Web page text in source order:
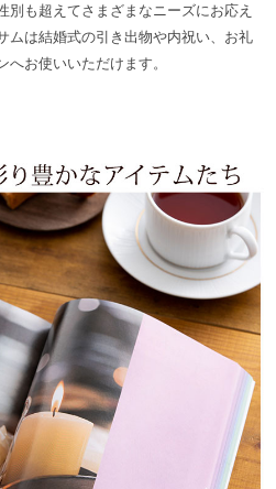
別も超えてさまざまなニーズにお応え
ムは結婚式の引き出物や内祝い、お礼
お使いいただけます。